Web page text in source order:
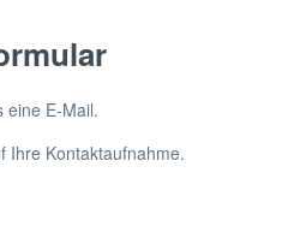
eine E-Mail.
Ihre Kontaktaufnahme.